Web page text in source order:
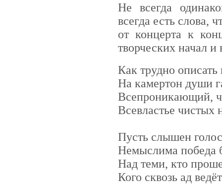
Не всегда
всегда есть слова,
от концерта к
творческих начал и
Как трудно
На камертон души
Всепроникающий,
Всевластье чистых
Пусть слышен
Немыслима победа
Над теми, кто
Кого сквозь ад